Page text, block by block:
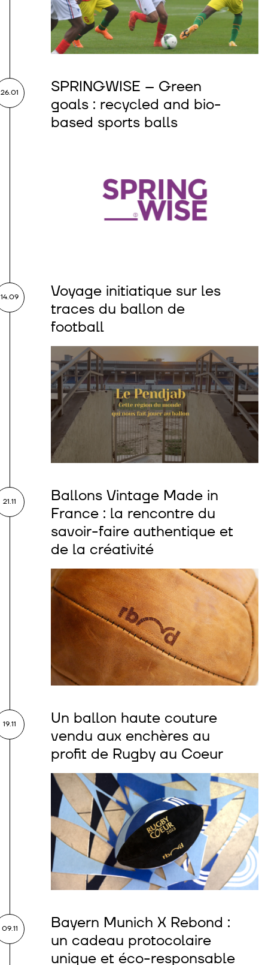
26.01
SPRINGWISE – Green
goals : recycled and bio-
based sports balls
14.09
Voyage initiatique sur les
traces du ballon de
football
21.11
Ballons Vintage Made in
France : la rencontre du
savoir-faire authentique et
de la créativité
19.11
Un ballon haute couture
vendu aux enchères au
profit de Rugby au Coeur
09.11
Bayern Munich X Rebond :
un cadeau protocolaire
unique et éco-responsable